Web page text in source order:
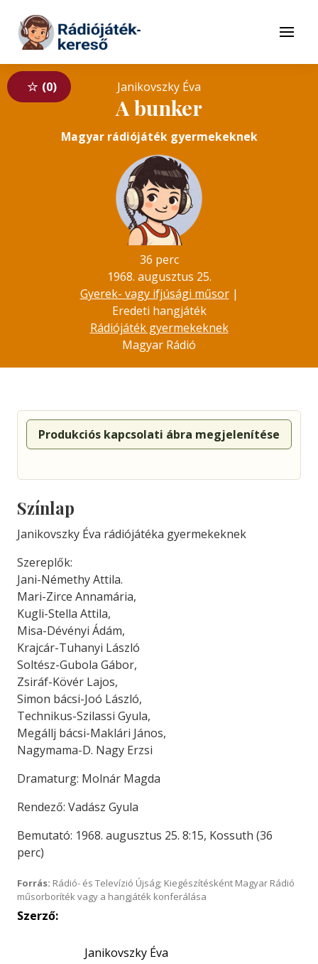
Tovább a tartalomhoz
Menü
0 Janikovszky Éva
A bunker
Magyar rádiójáték gyermekeknek
36 perc
1968. augusztus 25.
Gyerek- vagy ifjúsági műsor|
Eredeti hangjáték
Rádiójáték gyermekeknek
Magyar Rádió
Produkciós kapcsolati ábra megjelenítése
Színlap
Janikovszky Éva rádiójátéka gyermekeknek
Szereplők:
Jani-Némethy Attila.
Mari-Zirce Annamária,
Kugli-Stella Attila,
Misa-Dévényi Ádám,
Krajcár-Tuhanyi László
Soltész-Gubola Gábor,
Zsiráf-Kövér Lajos,
Simon bácsi-Joó László,
Technikus-Szilassi Gyula,
Megállj bácsi-Maklári János,
Nagymama-D. Nagy Erzsi
Dramaturg: Molnár Magda
Rendező: Vadász Gyula
Bemutató: 1968. augusztus 25. 8:15, Kossuth (36
perc)
Forrás: Rádió- és Televízió Újság; Kiegészítésként Magyar Rádió
műsorboríték vagy a hangjáték konferálása
Szerző:
Janikovszky Éva